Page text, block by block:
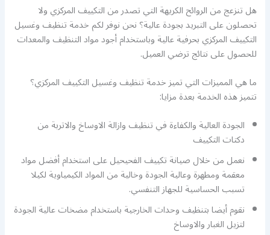
هل تنزعج من الروائح الكريهة التي تصدر من التكييف المركزي ولا
تحصلون على التبريد بجودة عالية؟ نحن نوفر لكم خدمة تنظيف وغسيل
التكييف المركزي بحرفية عالية وباستخدام أجود مواد التنظيف والمعدات
للحصول على نتائج ترضي العميل.
ما هي المميزات التي تميز خدمة تنظيف وغسيل التكييف المركزي؟
تتميز هذه الخدمة بعدة مزايا:
الجودة العالية والكفاءة في تنظيف وازالة الاوساخ والاتربة من
دكتات التكييف
نعمل من خلال صيانة تكييف الفحيحيل على استخدام أفضل مواد
معقمة ومطهرة وعالية الجودة وخالية من المواد الكيمياوية لكيلا
تسبب الحساسية للجهاز التنفسي.
نقوم أيضا بتنظيف وحدات الخارجية باستخدام مضخات عالية الجودة
لتزيل الغبار والاوساخ